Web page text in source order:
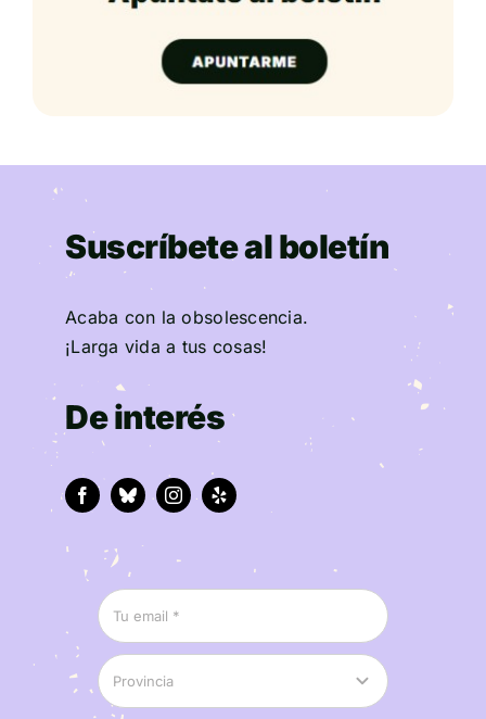
Suscríbete al boletín
Acaba con la obsolescencia.
¡Larga vida a tus cosas!
De interés